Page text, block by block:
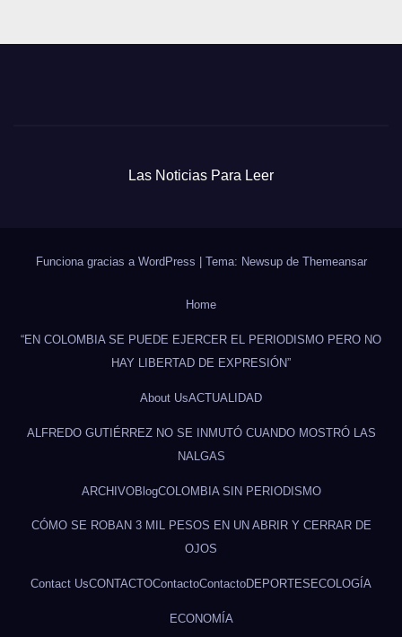
Las Noticias Para Leer
Funciona gracias a WordPress Tema: Newsup de Themeansar
Home
“EN COLOMBIA SE PUEDE EJERCER EL PERIODISMO PERO NO
HAY LIBERTAD DE EXPRESIÓN”
About UsACTUALIDAD
ALFREDO GUTIÉRREZ NO SE INMUTÓ CUANDO MOSTRÓ LAS
NALGAS
ARCHIVOBlogCOLOMBIA SIN PERIODISMO
CÓMO SE ROBAN 3 MIL PESOS EN UN ABRIR Y CERRAR DE
OJOS
Contact UsCONTACTOContactoContactoDEPORTES ECOLOGÍA
ECONOMÍA